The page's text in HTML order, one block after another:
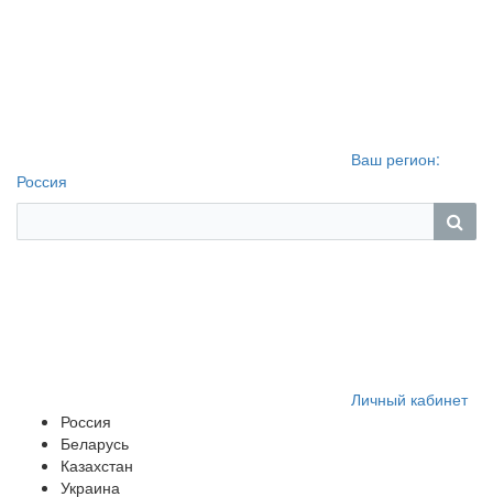
Ваш регион:
Россия
Личный кабинет
Россия
Беларусь
Казахстан
Украина